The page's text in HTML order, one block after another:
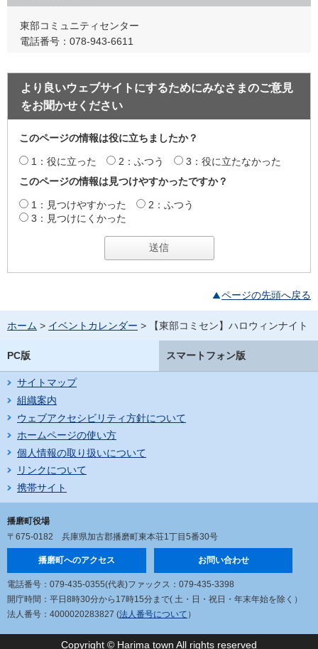
東部コミュニティセンター
電話番号：078-943-6611
より良いウェブサイトにするためにみなさまのご意見
をお聞かせください
このページの情報は役に立ちましたか？
1：役に立った 2：ふつう
3：役に立たなかった
このページの情報は見つけやすかったですか？
1：見つけやすかった
2：ふつう
3：見つけにくかった
ページの先頭へ戻る
ホーム > イベントカレンダー > 【東部コミセン】ハロウィンナイト
PC版 スマートフォン版
サイトマップ
組織案内
ウェブアクセシビリティ方針について
ホームページの使い方
個人情報の取り扱いについて
リンクについて
携帯サイト
播磨町役場
〒675-0182 兵庫県加古郡播磨町東本荘1丁目5番30号
播磨町へのアクセス お問い合わせ
電話番号：079-435-0355(代表)ファックス：079-435-3398
開庁時間：平日8時30分から17時15分まで( 土・日・祝日・年末年始を除く）
法人番号：4000020283827 (法人番号について ）
Copyright © Harima town All rights reserved